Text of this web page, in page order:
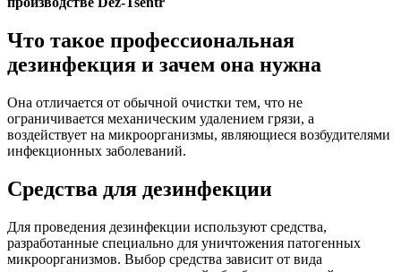
Что такое профессиональная
дезинфекция и зачем она нужна
Она отличается от обычной очистки тем, что не
ограничивается механическим удалением грязи, а
воздействует на микроорганизмы, являющиеся возбудителями
инфекционных заболеваний.
Средства для дезинфекции
Для проведения дезинфекции используют средства,
разработанные специально для уничтожения патогенных
микроорганизмов. Выбор средства зависит от вида